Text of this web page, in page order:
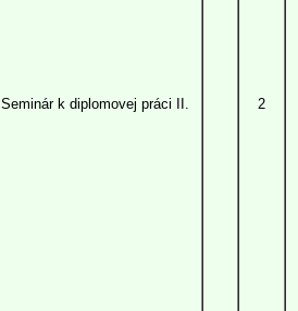
Seminár k diplomovej práci II. 2